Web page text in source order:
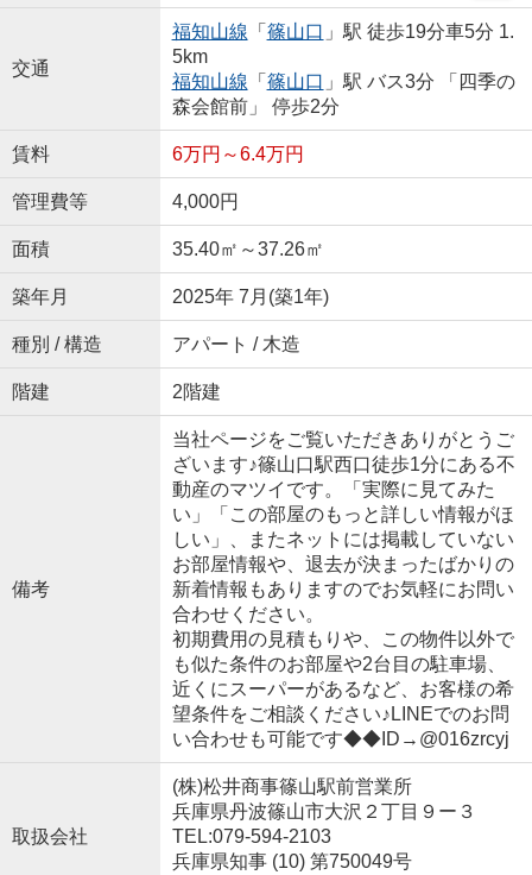
交通
福知山線 「 篠山口 」駅 徒歩19分車5分 1.
5km
福知山線 「 篠山口 」駅 バス3分 「四季の
森会館前」 停歩2分
賃料 6万円～6.4万円
管理費等 4,000円
面積 35.40㎡～37.26㎡
築年月 2025年 7月(築1年)
種別 / 構造 アパート / 木造
階建 2階建
備考
当社ページをご覧いただきありがとうご
ざいます♪篠山口駅西口徒歩1分にある不
動産のマツイです。「実際に見てみた
い」「この部屋のもっと詳しい情報がほ
しい」、またネットには掲載していない
お部屋情報や、退去が決まったばかりの
新着情報もありますのでお気軽にお問い
合わせください。
初期費用の見積もりや、この物件以外で
も似た条件のお部屋や2台目の駐車場、
近くにスーパーがあるなど、お客様の希
望条件をご相談ください♪LINEでのお問
い合わせも可能です◆◆ID→@016zrcyj
取扱会社
(株)松井商事篠山駅前営業所
兵庫県丹波篠山市大沢２丁目９ー３
TEL:079-594-2103
兵庫県知事 (10) 第750049号